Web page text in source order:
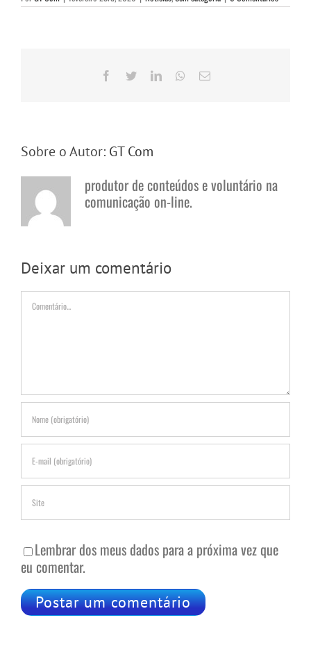
Facebook
TwitterLinkedInWhatsApp
E-
Sobre o Autor: GT Com
produtor de conteúdos e voluntário na
comunicação on-line.
Deixar um comentário
Comentário
Lembrar dos meus dados para a próxima vez que
eu comentar.